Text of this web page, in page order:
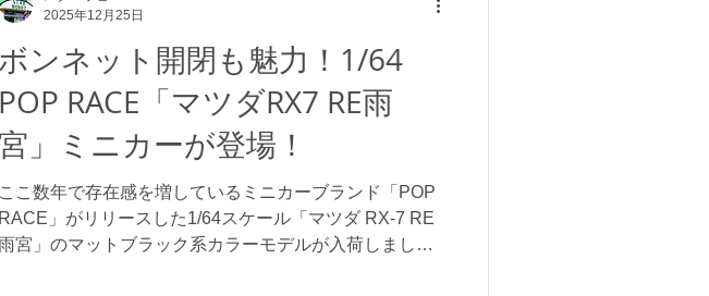
ボンネット開閉も魅力！1/64
POP RACE「マツダRX7 RE雨
宮」ミニカーが登場！
ここ数年で存在感を増しているミニカーブランド「POP
RACE」がリリースした1/64スケール「マツダ RX-7 RE
宮」のマットブラック系カラーモデルが入荷しまし
2025年12月25日